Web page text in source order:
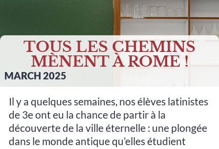
TOUS LES CHEMINS
MÈNENT À ROME !
MARCH 2025
Il y a quelques semaines, nos élèves latinistes
de 3e ont eu la chance de partir à la
découverte de la ville éternelle : une plongée
dans le monde antique qu’elles étudient